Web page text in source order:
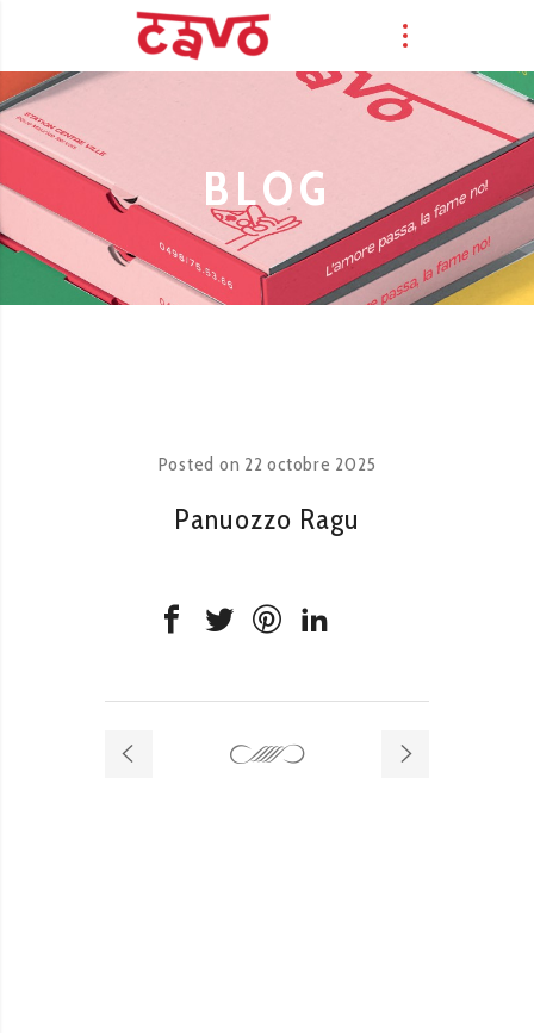
BLOG
Posted on 22 octobre 2025
Panuozzo Ragu